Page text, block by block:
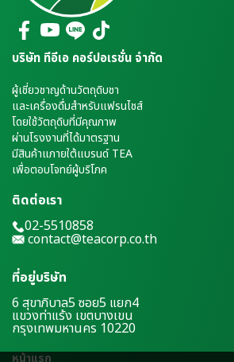
บริษัท ทีอีเอ คอร์ปอเรชั่น จำกัด
ผู้เชี่ยวชาญด้านวัตถุดิบชา
และเครื่องดื่มสำหรับแฟรนไชส์
โดยใช้วัตถุดิบที่มีคุณภาพ
ผ่านโรงงานที่ได้มาตรฐาน
มีสินค้าแภายใต้แบรนด์ TEA
เพื่อตอบโจทย์ผู้บริโภค
ติดต่อเรา
02-5510858
contact@teacorp.co.th
ที่อยู่บริษัท
6 สุขาภิบาล5 ซอย5 แยก4
แขวงท่าแร้ง เขตบางเขน
กรุงเทพมหานคร 10220
หน้าแรก